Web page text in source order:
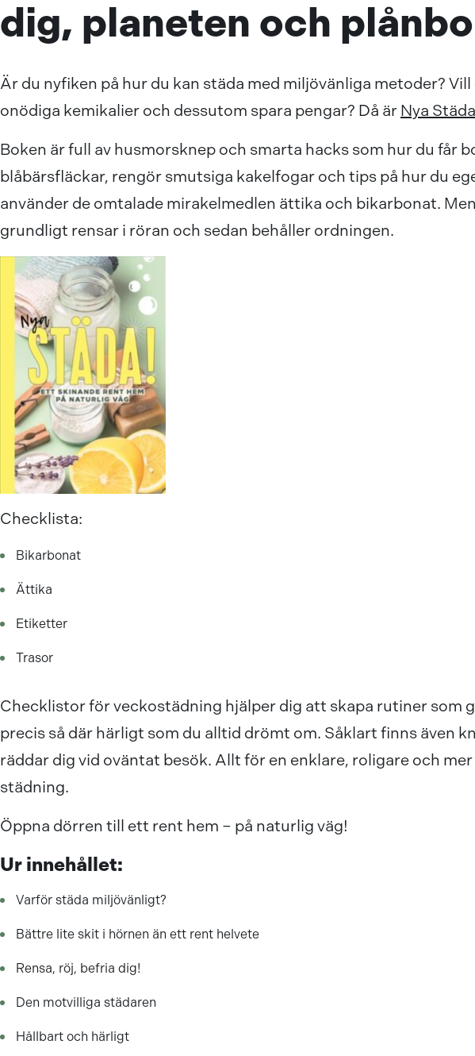
dig, planeten och
Är du nyfiken på hur du kan städa med miljövänliga metoder? Vill
onödiga kemikalier och dessutom spara pengar? Då är Nya
Boken är full av husmorsknep och smarta hacks som hur du får
blåbärsfläckar, rengör smutsiga kakelfogar och tips på hur du
använder de omtalade mirakelmedlen ättika och bikarbonat.
grundligt rensar i röran och sedan behåller ordningen.
Checklista:
Bikarbonat
Ättika
Etiketter
Trasor
Checklistor för veckostädning hjälper dig att skapa rutiner som
precis så där härligt som du alltid drömt om. Såklart finns även
räddar dig vid oväntat besök. Allt för en enklare, roligare och
städning.
Öppna dörren till ett rent hem – på naturlig väg!
Ur innehållet:
Varför städa miljövänligt?
Bättre lite skit i hörnen än ett rent helvete
Rensa, röj, befria dig!
Den motvilliga städaren
Hållbart och härligt